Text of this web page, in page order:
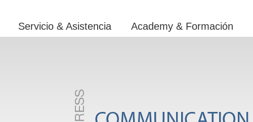
Servicio & Asistencia Academy & Formación